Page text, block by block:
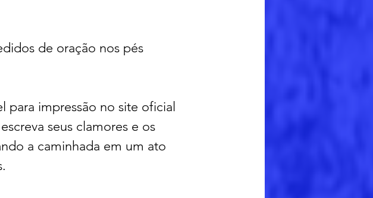
de oração nos pés
para impressão no site oficial
seus clamores e os
a caminhada em um ato